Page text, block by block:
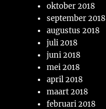
oktober 2018
september 2018
augustus 2018
juli 2018
juni 2018
mei 2018
april 2018
maart 2018
februari 2018